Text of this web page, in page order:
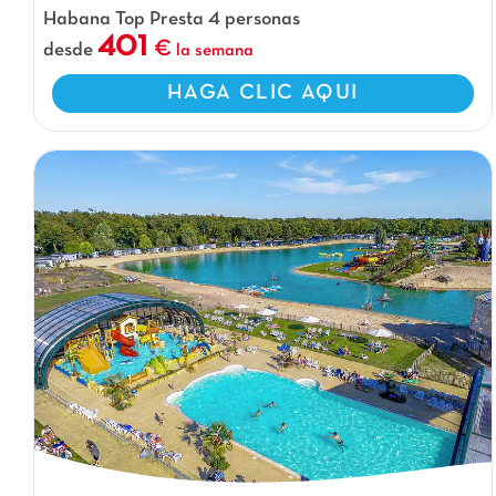
Habana Top Presta 4 personas
desde 401 la semana
HAGA CLIC AQUI